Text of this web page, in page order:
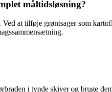
måltidsløsning?
at tilføje grøntsager som
i tynde skiver og bruge